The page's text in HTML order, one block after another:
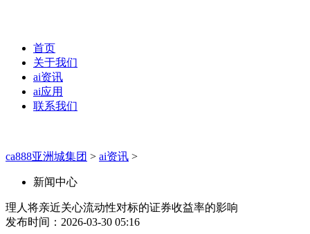
首页
关于我们
ai资讯
ai应用
联系我们
ca888亚洲城集团 > ai资讯 >
新闻中心
理人将亲近关心流动性对标的证券收益率的影响
发布时间：2026-03-30 05:16